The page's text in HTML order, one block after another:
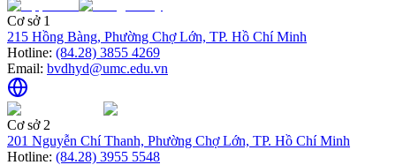
Cơ sở 1
215 Hồng Bàng, Phường Chợ Lớn, TP. Hồ Chí Minh
Hotline: (84.28) 3855 4269
Email: bvdhyd@umc.edu.vn
Cơ sở 2
201 Nguyễn Chí Thanh, Phường Chợ Lớn, TP. Hồ Chí Minh
Hotline: (84.28) 3955 5548